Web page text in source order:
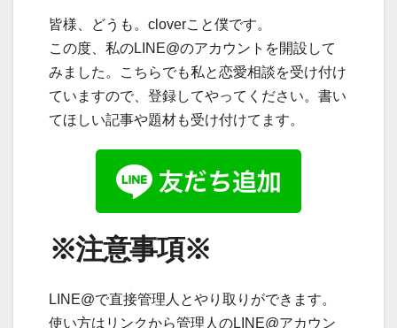
皆様、どうも。cloverこと僕です。
この度、私のLINE@のアカウントを開設して
みました。こちらでも私と恋愛相談を受け付け
ていますので、登録してやってください。書い
てほしい記事や題材も受け付けてます。
※注意事項※
LINE@で直接管理人とやり取りができます。
使い方はリンクから管理人のLINE@アカウン